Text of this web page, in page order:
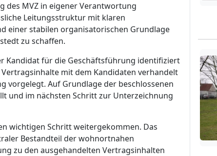
des MVZ in eigener Verantwortung
Leitungsstruktur mit klaren
einer stabilen organisatorischen Grundlage
zu schaffen.
Kandidat für die Geschäftsführung identifiziert
mit dem Kandidaten verhandelt
vorgelegt. Auf Grundlage der beschlossenen
und im nächsten Schritt zur Unterzeichnung
wichtigen Schritt weitergekommen. Das
Bestandteil der wohnortnahen
zu den ausgehandelten Vertragsinhalten